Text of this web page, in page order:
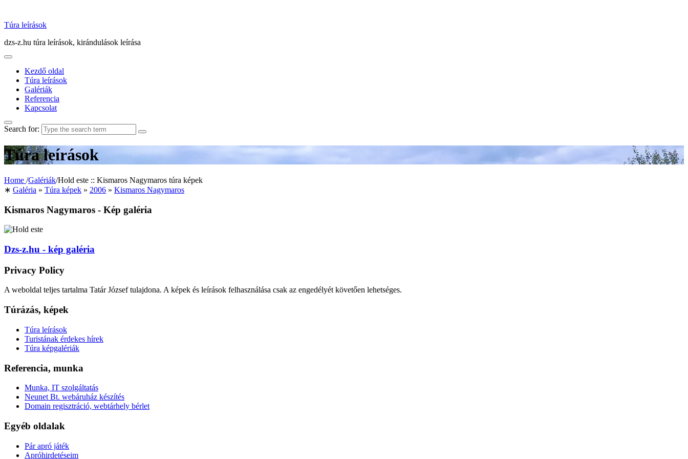
Túra leírások
dzs-z.hu túra leírások, kirándulások leírása
Kezdő oldal
Túra leírások
Galériák
Referencia
Kapcsolat
Search for:
Túra leírások
Home /Galériák/Hold este :: Kismaros Nagymaros túra képek
∗ Galéria » Túra képek » 2006 » Kismaros Nagymaros
Kismaros Nagymaros - Kép galéria
Dzs-z.hu - kép galéria
Privacy Policy
A weboldal teljes tartalma Tatár József tulajdona. A képek és leírások felhasználása csak az engedélyét követően lehetséges.
Túrázás, képek
Túra leírások
Turistának érdekes hírek
Túra képgalériák
Referencia, munka
Munka, IT szolgáltatás
Neunet Bt. webáruház készítés
Domain regisztráció, webtárhely bérlet
Egyéb oldalak
Pár apró játék
Apróhirdetéseim